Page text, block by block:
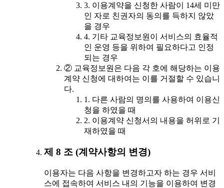
3. 이용계약을 신청한 사람이 14세 미만
인 자로 친권자의 동의를 득하지 않았
을 경우
4. 기타 교육정보원이 서비스의 효율적
인 운영 등을 위하여 필요하다고 인정
되는 경우
② 교육정보원은 다음 각 호에 해당하는 이용
계약 신청에 대하여는 이를 거절할 수 있습니
다.
1. 다른 사람의 명의를 사용하여 이용신
청을 하였을 때
2. 이용계약 신청서의 내용을 허위로 기
재하였을 때
제 8 조 (계약사항의 변경)
이용자는 다음 사항을 변경하고자 하는 경우 서비
스에 접속하여 서비스 내의 기능을 이용하여 변경